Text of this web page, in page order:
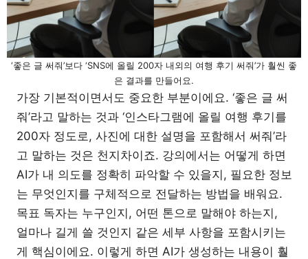
‘좋은 글 써줘’보다 ‘SNS에 올릴 200자 내외의 여행 후기 써줘’가 훨씬 좋
은 결과를 만들어요.
가장 기본적이면서도 중요한 부분이에요. ‘좋은 글 써
줘’라고 말하는 것과 ‘인스타그램에 올릴 여행 후기를
200자 정도로, 사진에 대한 설명을 포함해서 써줘’라
고 말하는 것은 천지차이죠. 강의에서는 어떻게 하면
AI가 내 의도를 정확히 파악할 수 있을지, 필요한 정보
는 무엇인지를 구체적으로 전달하는 방법을 배워요.
목표 독자는 누구인지, 어떤 톤으로 말해야 하는지,
얼마나 길게 쓸 것인지 같은 세부 사항을 포함시키는
게 핵심이에요. 이렇게 하면 AI가 생성하는 내용이 훨